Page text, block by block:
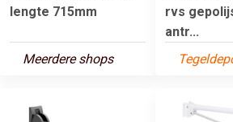
lengte 715mm
Meerdere shops
rvs
antr...